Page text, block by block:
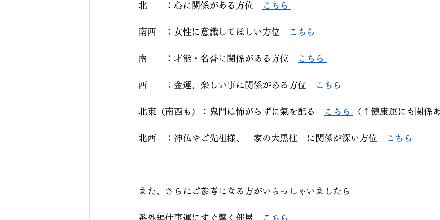
北　　：心に関係がある方位 こちら
南西　：女性に意識してほしい方位 こちら
南　　：才能・名誉に関係がある方位 こちら
西　　：金運、楽しい事に関係がある方位 こちら
北東（南西も）：鬼門は怖がらずに氣を配る こちら （↑健康運にも関係
北西　：神仏やご先祖様、一家の大黒柱　に関係が深い方位 こちら
また、さらにご参考になる方がいらっしゃいましたら
番外編仕事運にすぐ響く部屋 こちら